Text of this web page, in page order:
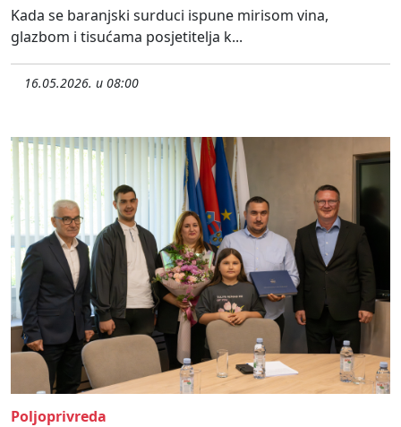
Kada se baranjski surduci ispune mirisom vina,
glazbom i tisućama posjetitelja k...
16.05.2026. u 08:00
Poljoprivreda